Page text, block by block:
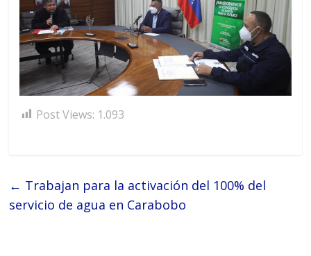
Post Views: 1.093
← Trabajan para la activación del 100% del
servicio de agua en Carabobo